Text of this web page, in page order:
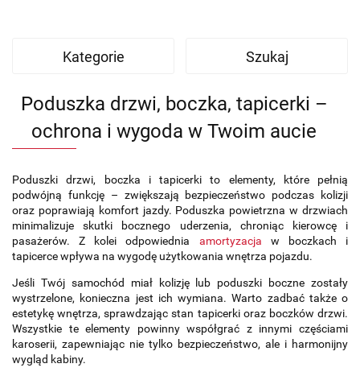
Kategorie Szukaj
Poduszka drzwi, boczka, tapicerki –
ochrona i wygoda w Twoim aucie
Poduszki drzwi, boczka i tapicerki to elementy, które pełnią
podwójną funkcję – zwiększają bezpieczeństwo podczas kolizji
oraz poprawiają komfort jazdy. Poduszka powietrzna w drzwiach
minimalizuje skutki bocznego uderzenia, chroniąc kierowcę i
pasażerów. Z kolei odpowiednia amortyzacja w boczkach i
tapicerce wpływa na wygodę użytkowania wnętrza pojazdu.
Jeśli Twój samochód miał kolizję lub poduszki boczne zostały
wystrzelone, konieczna jest ich wymiana. Warto zadbać także o
estetykę wnętrza, sprawdzając stan tapicerki oraz boczków drzwi.
Wszystkie te elementy powinny współgrać z innymi częściami
karoserii, zapewniając nie tylko bezpieczeństwo, ale i harmonijny
wygląd kabiny.